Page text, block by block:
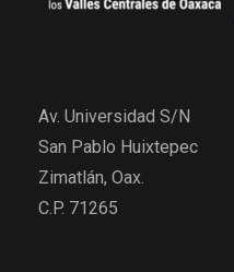
Av. Universidad S/N
San Pablo Huixtepec
Zimatlán, Oax.
C.P. 71265